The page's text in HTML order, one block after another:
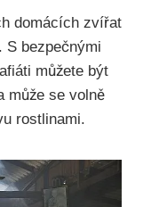
domácích zvířat
S bezpečnými
můžete být
může se volně
rostlinami.